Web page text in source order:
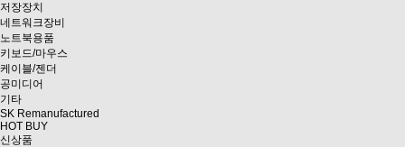
저장장치
네트워크장비
노트북용품
키보드/마우스
케이블/젠더
공미디어
기타
SK Remanufactured
HOT BUY
신상품